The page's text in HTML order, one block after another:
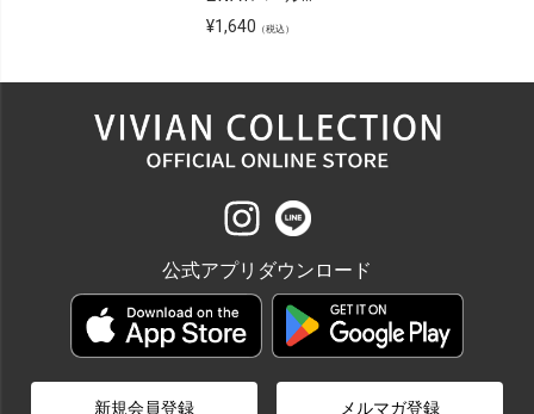
¥1,640 （税込）
公式アプリダウンロード
新規会員登録 メルマガ登録